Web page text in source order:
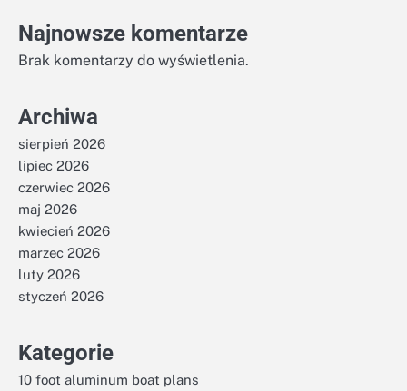
Najnowsze komentarze
Brak komentarzy do wyświetlenia.
Archiwa
sierpień 2026
lipiec 2026
czerwiec 2026
maj 2026
kwiecień 2026
marzec 2026
luty 2026
styczeń 2026
Kategorie
10 foot aluminum boat plans